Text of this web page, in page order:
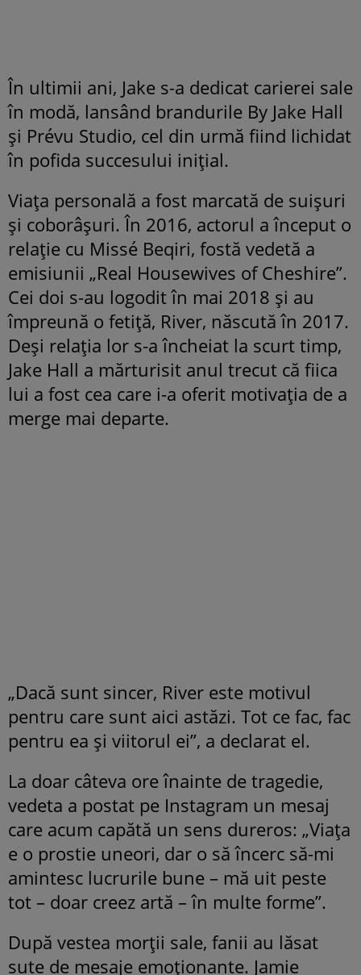
În ultimii ani, Jake s-a dedicat carierei sale
în modă, lansând brandurile By Jake Hall
și Prévu Studio, cel din urmă fiind lichidat
în pofida succesului inițial.
Viața personală a fost marcată de suișuri
și coborâșuri. În 2016, actorul a început o
relație cu Missé Beqiri, fostă vedetă a
emisiunii „Real Housewives of Cheshire”.
Cei doi s-au logodit în mai 2018 și au
împreună o fetiță, River, născută în 2017.
Deși relația lor s-a încheiat la scurt timp,
Jake Hall a mărturisit anul trecut că fiica
lui a fost cea care i-a oferit motivația de a
merge mai departe.
„Dacă sunt sincer, River este motivul
pentru care sunt aici astăzi. Tot ce fac, fac
pentru ea și viitorul ei”, a declarat el.
La doar câteva ore înainte de tragedie,
vedeta a postat pe Instagram un mesaj
care acum capătă un sens dureros: „Viața
e o prostie uneori, dar o să încerc să-mi
amintesc lucrurile bune – mă uit peste
tot – doar creez artă – în multe forme”.
După vestea morții sale, fanii au lăsat
sute de mesaje emoționante. Jamie